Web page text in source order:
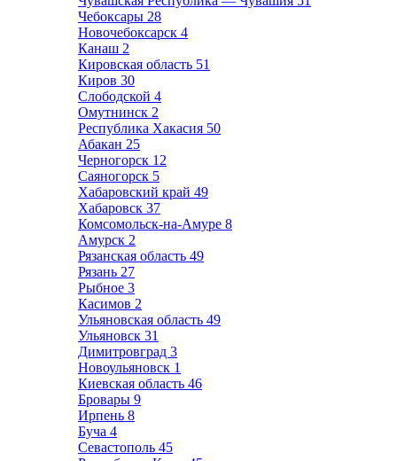
Чебоксары 28
Новочебоксарск 4
Канаш 2
Кировская область 51
Киров 30
Слободской 4
Омутнинск 2
Республика Хакасия 50
Абакан 25
Черногорск 12
Саяногорск 5
Хабаровский край 49
Хабаровск 37
Комсомольск-на-Амуре 8
Амурск 2
Рязанская область 49
Рязань 27
Рыбное 3
Касимов 2
Ульяновская область 49
Ульяновск 31
Димитровград 3
Новоульяновск 1
Киевская область 46
Бровары 9
Ирпень 8
Буча 4
Севастополь 45